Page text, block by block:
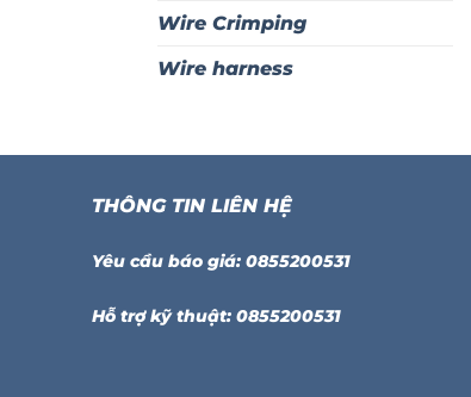
Wire Crimping
Wire harness
THÔNG TIN LIÊN HỆ
Yêu cầu báo giá: 0855200531
Hỗ trợ kỹ thuật: 0855200531